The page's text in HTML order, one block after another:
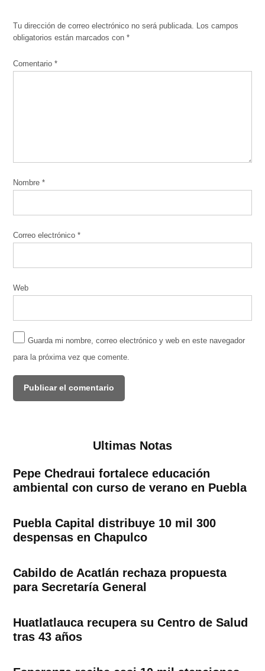
Tu dirección de correo electrónico no será publicada. Los campos
obligatorios están marcados con*
Comentario*
Nombre*
Correo electrónico*
Web
Guarda mi nombre, correo electrónico y web en este navegador
para la próxima vez que comente.
Ultimas Notas
Pepe Chedraui fortalece educación
ambiental con curso de verano en Puebla
Puebla Capital distribuye 10 mil 300
despensas en Chapulco
Cabildo de Acatlán rechaza propuesta
para Secretaría General
Huatlatlauca recupera su Centro de Salud
tras 43 años